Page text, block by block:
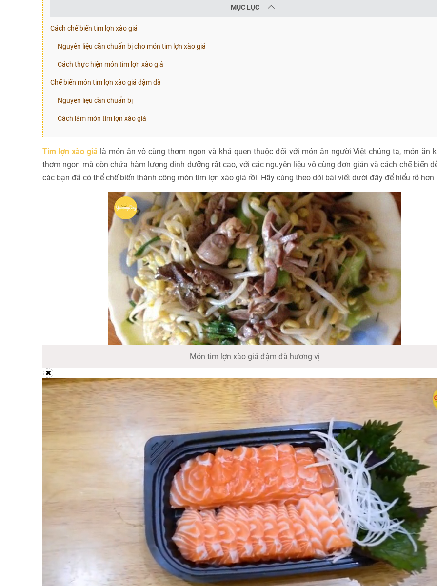
MỤC LỤC
Cách chế biến tim lợn xào giá
Nguyên liệu cần chuẩn bị cho món tim lợn xào giá
Cách thực hiện món tim lợn xào giá
Chế biến món tim lợn xào giá đậm đà
Nguyên liệu cần chuẩn bị
Cách làm món tim lợn xào giá
Tim lợn xào giá là món ăn vô cùng thơm ngon và khá quen thuộc đối với món ăn người Việt chúng ta, món ăn
thơm ngon mà còn chứa hàm lượng dinh dưỡng rất cao, với các nguyên liệu vô cùng đơn giản và cách chế biến
các bạn đã có thể chế biến thành công món tim lợn xào giá rồi. Hãy cùng theo dõi bài viết dưới đây để hiểu rõ
Món tim lợn xào giá đậm đà hương vị